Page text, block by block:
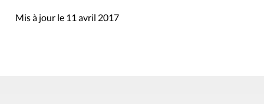
Mis à jour le 11 avril 2017